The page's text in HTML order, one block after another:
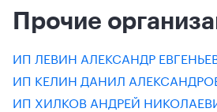
Прочие
ИП ЛЕВИН АЛЕКСАНДР
ИП КЕЛИН ДАНИЛ
ИП ХИЛКОВ АНДРЕЙ